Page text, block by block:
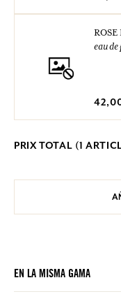
ROSE
eau
PRIX TOTAL (1
EN LA MISMA GAMA